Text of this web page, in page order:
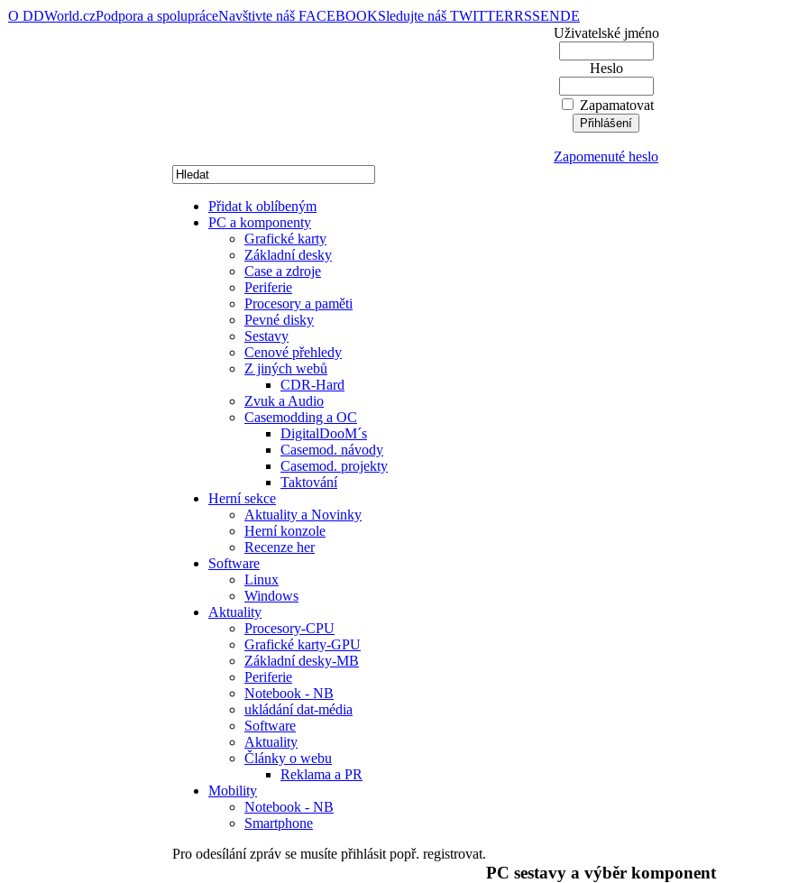
O DDWorld.czPodpora a spolupráceNavštivte náš FACEBOOKSledujte náš TWITTERRSSENDE
Uživatelské jméno
Heslo
Zapamatovat
Zapomenuté heslo
Přidat k oblíbeným
PC a komponenty
Grafické karty
Základní desky
Case a zdroje
Periferie
Procesory a paměti
Pevné disky
Sestavy
Cenové přehledy
Z jiných webů
CDR-Hard
Zvuk a Audio
Casemodding a OC
DigitalDooM´s
Casemod. návody
Casemod. projekty
Taktování
Herní sekce
Aktuality a Novinky
Herní konzole
Recenze her
Software
Linux
Windows
Aktuality
Procesory-CPU
Grafické karty-GPU
Základní desky-MB
Periferie
Notebook - NB
ukládání dat-média
Software
Aktuality
Články o webu
Reklama a PR
Mobility
Notebook - NB
Smartphone
Pro odesílání zpráv se musíte přihlásit popř. registrovat.
PC sestavy a výběr komponent